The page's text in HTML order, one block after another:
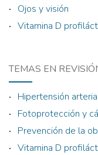
Ojos y visión
Vitamina D
TEMAS EN
Hipertensión
Fotoprotección y
Prevención de la
Vitamina D